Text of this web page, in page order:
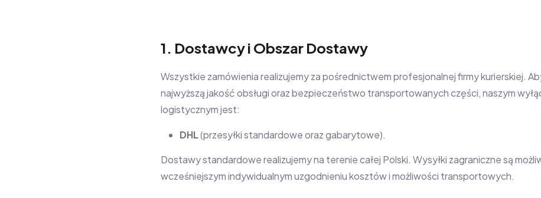
1. Dostawcy i Obszar Dostawy
Wszystkie zamówienia realizujemy za pośrednictwem profesjonalnej firmy kurierskiej.
najwyższą jakość obsługi oraz bezpieczeństwo transportowanych części, naszym
logistycznym jest:
DHL(przesyłki standardowe oraz gabarytowe).
Dostawy standardowe realizujemy na terenie całej Polski. Wysyłki zagraniczne są
wcześniejszym indywidualnym uzgodnieniu kosztów i możliwości transportowych.